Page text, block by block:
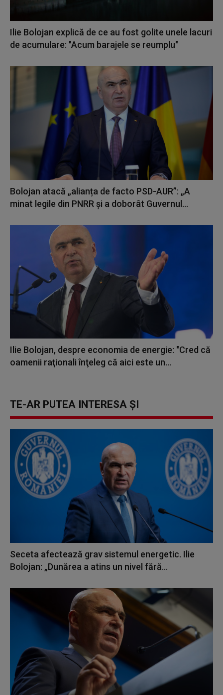
Ilie Bolojan explică de ce au fost golite unele lacuri
de acumulare: "Acum barajele se reumplu"
Bolojan atacă „alianța de facto PSD-AUR”: „A
minat legile din PNRR și a doborât Guvernul...
Ilie Bolojan, despre economia de energie: "Cred că
oamenii raţionali înţeleg că aici este un...
TE-AR PUTEA INTERESA ȘI
Seceta afectează grav sistemul energetic. Ilie
Bolojan: „Dunărea a atins un nivel fără...